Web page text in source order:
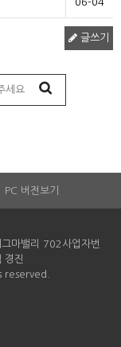
글쓰기
PC 버전보기
마밸리 702사업자번
진